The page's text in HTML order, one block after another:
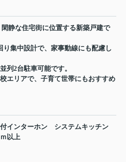
静な住宅街に位置する新築戸建で
り集中設計で、家事動線にも配慮し
列2台駐車可能です。
エリアで、子育て世帯にもおすすめ
インターホン
システムキッチン
以上